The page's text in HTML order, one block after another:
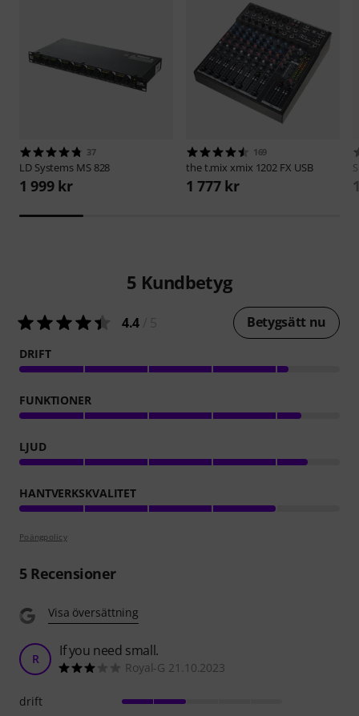
37
LD Systems MS 828
1 999 kr
169
the t.mix xmix 1202 FX USB
1 777 kr
5 Kundbetyg
4.4 Betygsätt nu
DRIFT
FUNKTIONER
LJUD
HANTVERKSKVALITET
Poängpolicy
5Recensioner
Visa översättning
R If you need small.
Royal-G 21.10.2023
drift